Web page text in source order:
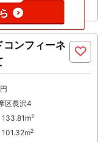
コンフィーネ
区長沢4
133.81m2
101.32m2